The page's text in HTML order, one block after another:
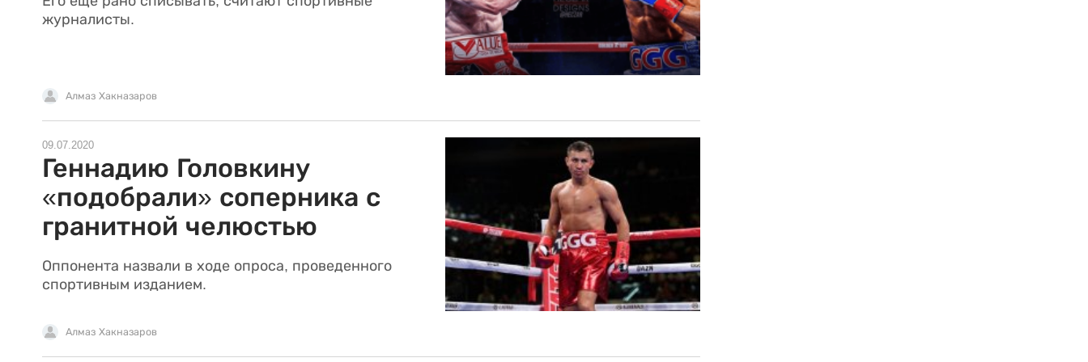
журналисты.
Алмаз Хакназаров
09.07.2020
Геннадию Головкину
«подобрали» соперника с
гранитной челюстью
Оппонента назвали в ходе опроса, проведенного
спортивным изданием.
Алмаз Хакназаров